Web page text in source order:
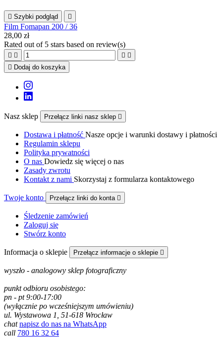
 Szybki podgląd 
Film Fomapan 200 / 36
28,00 zł
Rated out of 5 stars based on review(s)
   
 Dodaj do koszyka
Nasz sklep Przełącz linki nasz sklep 
Dostawa i płatność Nasze opcje i warunki dostawy i płatności
Regulamin sklepu
Polityka prywatności
O nas Dowiedz się więcej o nas
Zasady zwrotu
Kontakt z nami Skorzystaj z formularza kontaktowego
Twoje konto Przełącz linki do konta 
Śledzenie zamówień
Zaloguj się
Stwórz konto
Informacja o sklepie Przełącz informacje o sklepie 
wyszło - analogowy sklep fotograficzny
punkt odbioru osobistego:
pn - pt 9:00-17:00
(wyłącznie po wcześniejszym umówieniu)
ul. Wystawowa 1, 51-618 Wrocław
chat napisz do nas na WhatsApp
call 780 16 32 64